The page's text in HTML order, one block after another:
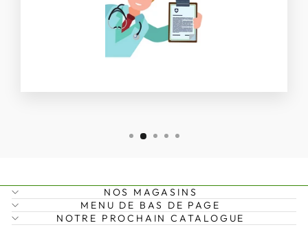
NOS MAGASINS
MENU DE BAS DE PAGE
NOTRE PROCHAIN CATALOGUE